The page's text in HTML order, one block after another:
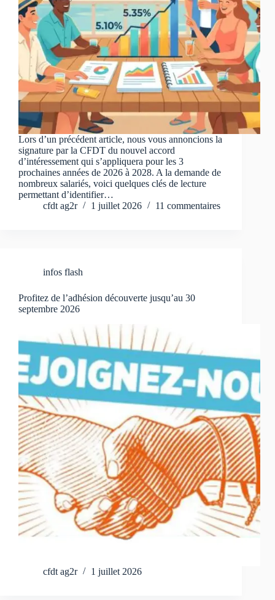
Lors d’un précédent article, nous vous annoncions la
signature par la CFDT du nouvel accord
d’intéressement qui s’appliquera pour les 3
prochaines années de 2026 à 2028. A la demande de
nombreux salariés, voici quelques clés de lecture
permettant d’identifier…
cfdt ag2r
1 juillet 2026 11 commentaires
infos flash
Profitez de l’adhésion découverte jusqu’au 30
septembre 2026
cfdt ag2r 1 juillet 2026